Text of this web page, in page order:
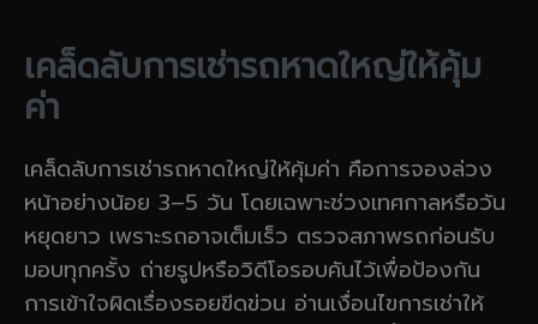
เคล็ดลับการเช่ารถหาดใหญ่ให้คุ้ม
ค่า
เคล็ดลับการเช่ารถหาดใหญ่ให้คุ้มค่า คือการจองล่วง
หน้าอย่างน้อย 3–5 วัน โดยเฉพาะช่วงเทศกาลหรือวัน
หยุดยาว เพราะรถอาจเต็มเร็ว ตรวจสภาพรถก่อนรับ
มอบทุกครั้ง ถ่ายรูปหรือวิดีโอรอบคันไว้เพื่อป้องกัน
การเข้าใจผิดเรื่องรอยขีดข่วน อ่านเงื่อนไขการเช่าให้